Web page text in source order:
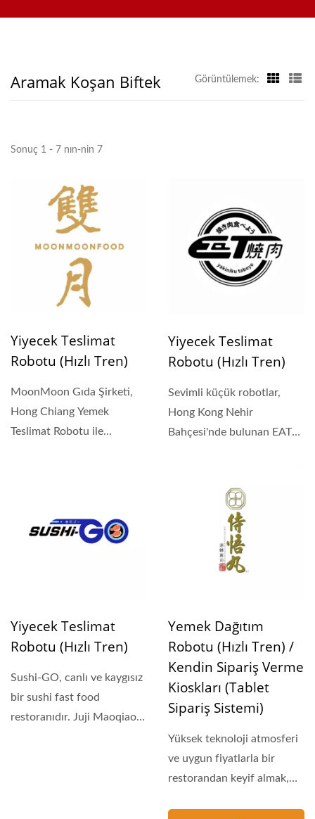
Hong Chiang
Aramak Koşan Biftek Görüntülemek:
Sonuç 1 - 7 nın-nin 7
Yiyecek Teslimat
Robotu (Hızlı Tren)
MoonMoon Gıda Şirketi,
Hong Chiang Yemek
Teslimat Robotu ile
Yiyecek Teslimat
Robotu (Hızlı Tren)
Sevimli küçük robotlar,
Hong Kong Nehir
Bahçesi'nde bulunan EAT
Yiyecek Teslimat
Robotu (Hızlı Tren)
Sushi-GO, canlı ve kaygısız
bir sushi fast food
restoranıdır. Juji Maoqiao
Yemek Dağıtım
Robotu (Hızlı Tren) /
Kendin Sipariş Verme
Kioskları (Tablet
Sipariş Sistemi)
Yüksek teknoloji atmosferi
ve uygun fiyatlarla bir
restorandan keyif almak,